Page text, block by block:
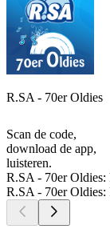
R.SA - 70er Oldies
Scan de code,
download de app,
luisteren.
R.SA - 70er Oldies:
R.SA - 70er Oldies: